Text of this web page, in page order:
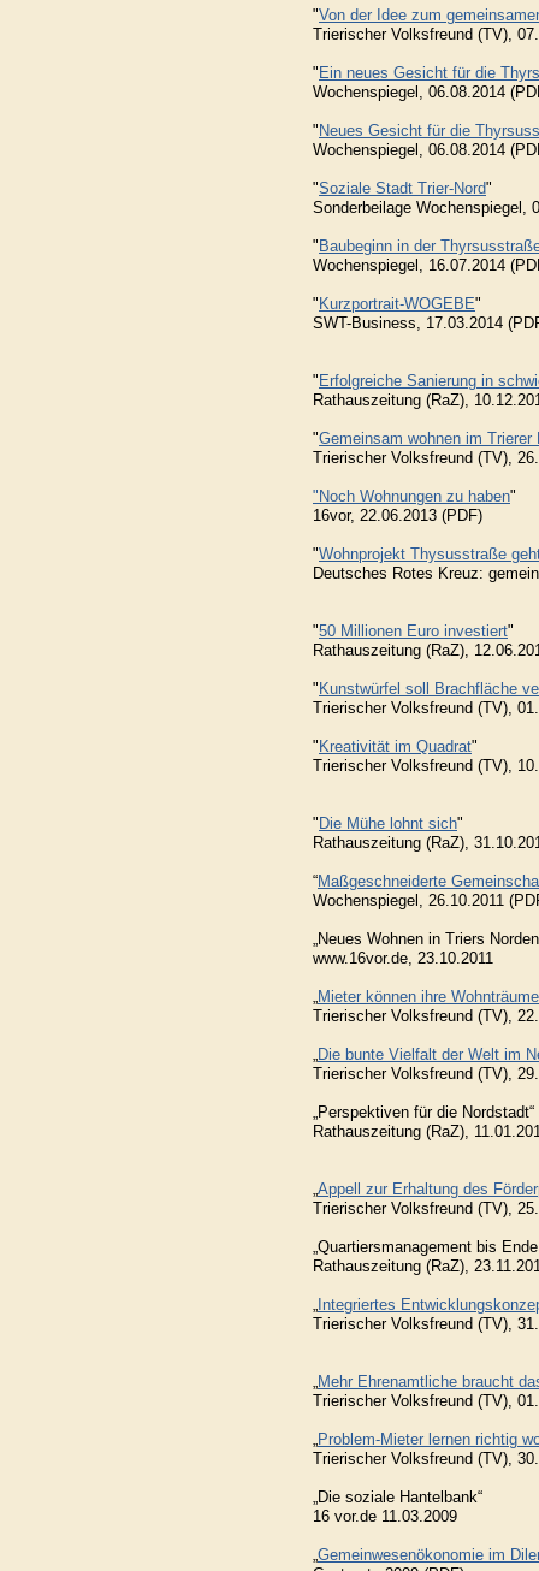
"Von der Idee zum
Trierischer Volksfreund (TV),
" Ein neues Gesicht für die
Wochenspiegel, 06.08.2014
" Neues Gesicht für die
Wochenspiegel, 06.08.2014
"Soziale Stadt Trier-Nord"
Sonderbeilage Wochenspiegel,
" Baubeginn in der
Wochenspiegel, 16.07.2014
" Kurzportrait-WOGEBE"
SWT-Business, 17.03.2014
" Erfolgreiche Sanierung in
Rathauszeitung (RaZ),
"Gemeinsam wohnen im Trierer
Trierischer Volksfreund (TV),
"Noch Wohnungen zu haben"
16vor, 22.06.2013 (PDF)
"Wohnprojekt Thysusstraße
Deutsches Rotes Kreuz:
"50 Millionen Euro investiert"
Rathauszeitung (RaZ),
" Kunstwürfel soll Brachfläche
Trierischer Volksfreund (TV),
" Kreativität im Quadrat"
Trierischer Volksfreund (TV),
" Die Mühe lohnt sich"
Rathauszeitung (RaZ),
“Maßgeschneiderte
Wochenspiegel, 26.10.2011
„Neues Wohnen in Triers
www.16vor.de, 23.10.2011
Mieter können ihre
Trierischer Volksfreund (TV),
Die bunte Vielfalt der Welt im
Trierischer Volksfreund (TV),
„Perspektiven für die Nordstadt“
Rathauszeitung (RaZ),
Appell zur Erhaltung des
Trierischer Volksfreund (TV),
„Quartiersmanagement bis
Rathauszeitung (RaZ),
Integriertes
Trierischer Volksfreund (TV),
Mehr Ehrenamtliche braucht
Trierischer Volksfreund (TV),
Problem-Mieter lernen richtig
Trierischer Volksfreund (TV),
„Die soziale Hantelbank“
16 vor.de 11.03.2009
Gemeinwesenökonomie im